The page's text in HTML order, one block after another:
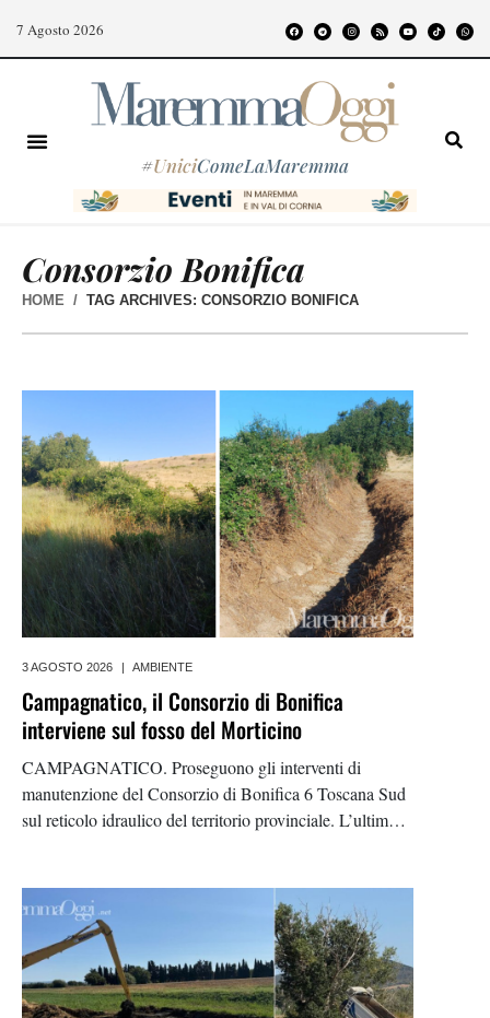
7 Agosto 2026
#UniciComeLaMaremma
Consorzio Bonifica
HOME TAG ARCHIVES: CONSORZIO BONIFICA
3 AGOSTO 2026 | AMBIENTE
Campagnatico, il Consorzio di Bonifica
interviene sul fosso del Morticino
CAMPAGNATICO. Proseguono gli interventi di
manutenzione del Consorzio di Bonifica 6 Toscana Sud
sul reticolo idraulico del territorio provinciale. L’ultimo
L’obiettivo dei lavori è